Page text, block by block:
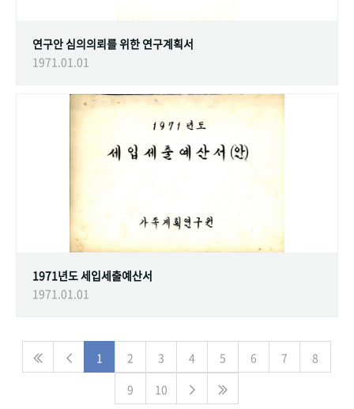
연구안 심의의뢰를 위한 연구계획서
1971.01.01
1971년도 세입세출예산서
1971.01.01
1 2 3 4 5 6 7
8
9
10